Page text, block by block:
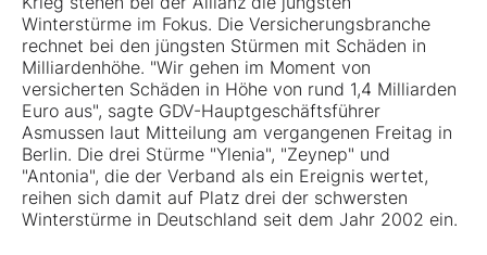
Winterstürme im Fokus. Die Versicherungsbranche
rechnet bei den jüngsten Stürmen mit Schäden in
Milliardenhöhe. "Wir gehen im Moment von
versicherten Schäden in Höhe von rund 1,4 Milliarden
Euro aus", sagte GDV-Hauptgeschäftsführer
Asmussen laut Mitteilung am vergangenen Freitag in
Berlin. Die drei Stürme "Ylenia", "Zeynep" und
"Antonia", die der Verband als ein Ereignis wertet,
reihen sich damit auf Platz drei der schwersten
Winterstürme in Deutschland seit dem Jahr 2002 ein.